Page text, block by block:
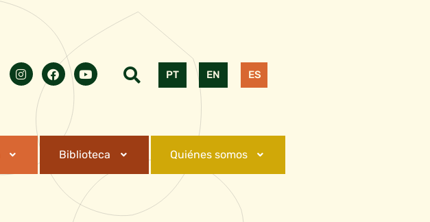
PT EN ES
Biblioteca Quiénes somos